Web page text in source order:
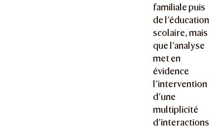
familiale puis
de l’éducation
scolaire, mais
que l’analyse
met en
évidence
l’intervention
d’une
multiplicité
d’interactions